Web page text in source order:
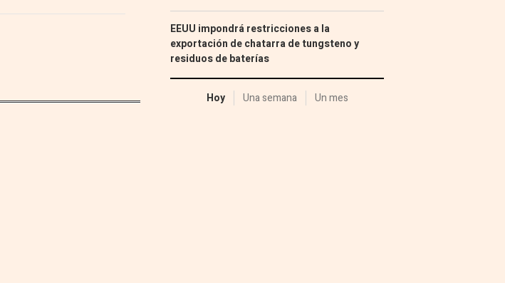
EEUU impondrá restricciones a la
exportación de chatarra de tungsteno y
residuos de baterías
Hoy Una semana Un mes